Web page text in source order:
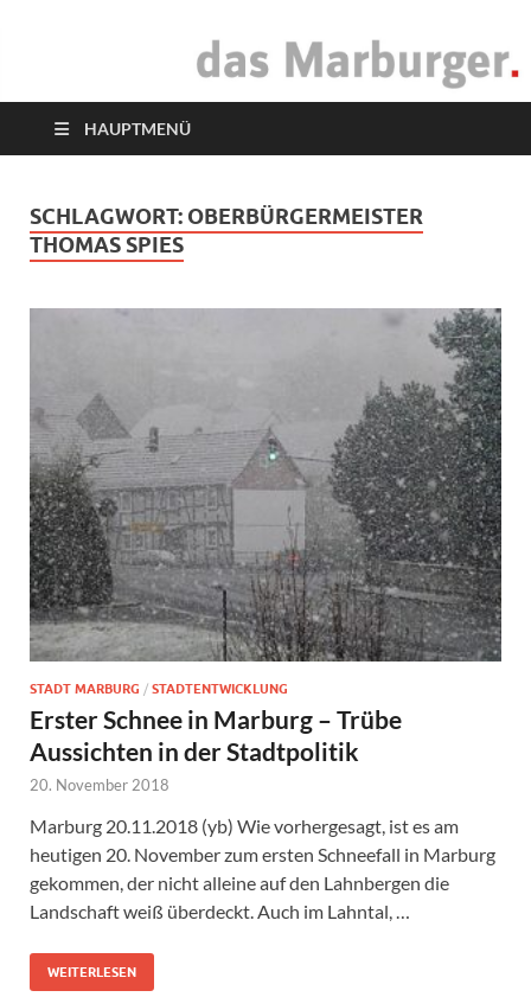
das Marburger.
HAUPTMENÜ
SCHLAGWORT: OBERBÜRGERMEISTER
THOMAS SPIES
STADT MARBURG / STADTENTWICKLUNG
Erster Schnee in Marburg – Trübe
Aussichten in der Stadtpolitik
20. November 2018
Marburg 20.11.2018 (yb) Wie vorhergesagt, ist es am
heutigen 20. November zum ersten Schneefall in Marburg
gekommen, der nicht alleine auf den Lahnbergen die
Landschaft weiß überdeckt. Auch im Lahntal, …
WEITERLESEN